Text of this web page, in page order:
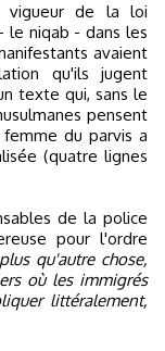
vigueur de la loi
niqab - dans les
avaient
qu'ils jugent
texte qui, sans le
pensent
du parvis a
(quatre lignes
de la police
pour l'ordre
qu'autre chose,
où les immigrés
littéralement,